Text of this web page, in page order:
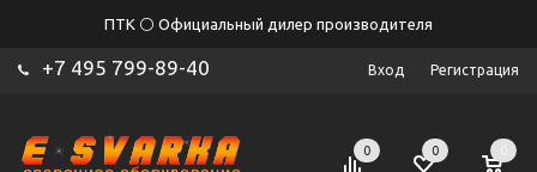
ПТК ⚪ Официальный дилер производителя
+7 495 799-89-40 Вход Регистрация
0 0